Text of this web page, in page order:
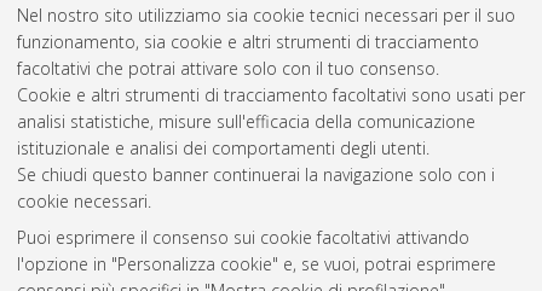
Nel nostro sito utilizziamo sia cookie tecnici necessari per il suo
funzionamento, sia cookie e altri strumenti di tracciamento
facoltativi che potrai attivare solo con il tuo consenso.
Cookie e altri strumenti di tracciamento facoltativi sono usati per
analisi statistiche, misure sull'efficacia della comunicazione
istituzionale e analisi dei comportamenti degli utenti.
Se chiudi questo banner continuerai la navigazione solo con i
cookie necessari.
Puoi esprimere il consenso sui cookie facoltativi attivando
l'opzione in "Personalizza cookie" e, se vuoi, potrai esprimere
Abstract
Altri metadati
Gestione del documento:
Atom
Rss 1.0